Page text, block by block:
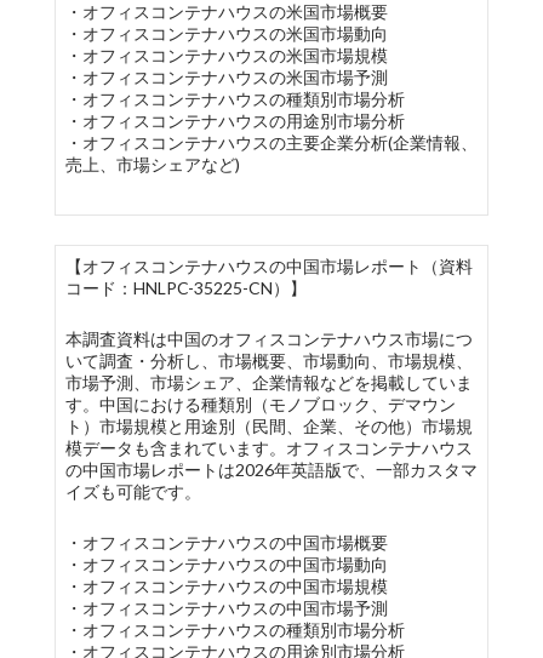
・オフィスコンテナハウスの米国市場概要
・オフィスコンテナハウスの米国市場動向
・オフィスコンテナハウスの米国市場規模
・オフィスコンテナハウスの米国市場予測
・オフィスコンテナハウスの種類別市場分析
・オフィスコンテナハウスの用途別市場分析
・オフィスコンテナハウスの主要企業分析(企業情報、
売上、市場シェアなど)
【オフィスコンテナハウスの中国市場レポート（資料
コード：HNLPC-35225-CN）】
本調査資料は中国のオフィスコンテナハウス市場につ
いて調査・分析し、市場概要、市場動向、市場規模、
市場予測、市場シェア、企業情報などを掲載していま
す。中国における種類別（モノブロック、デマウン
ト）市場規模と用途別（民間、企業、その他）市場規
模データも含まれています。オフィスコンテナハウス
の中国市場レポートは2026年英語版で、一部カスタマ
イズも可能です。
・オフィスコンテナハウスの中国市場概要
・オフィスコンテナハウスの中国市場動向
・オフィスコンテナハウスの中国市場規模
・オフィスコンテナハウスの中国市場予測
・オフィスコンテナハウスの種類別市場分析
・オフィスコンテナハウスの用途別市場分析